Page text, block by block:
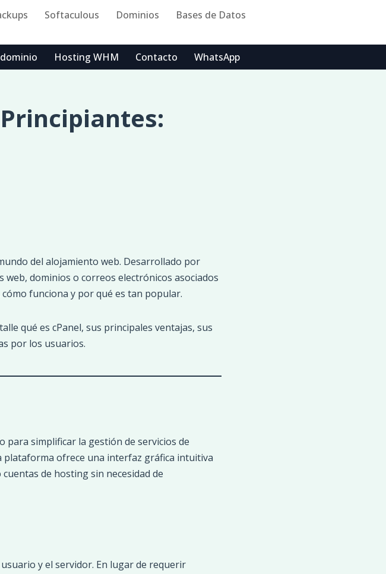
Softaculous Dominios
Bases de Datos
Hosting WHM Contacto WhatsApp
del alojamiento web. Desarrollado por
web, dominios o correos electrónicos asociados
funciona y por qué es tan popular.
qué es cPanel, sus principales ventajas, sus
por los usuarios.
para simplificar la gestión de servicios de
plataforma ofrece una interfaz gráfica intuitiva
de hosting sin necesidad de
y el servidor. En lugar de requerir